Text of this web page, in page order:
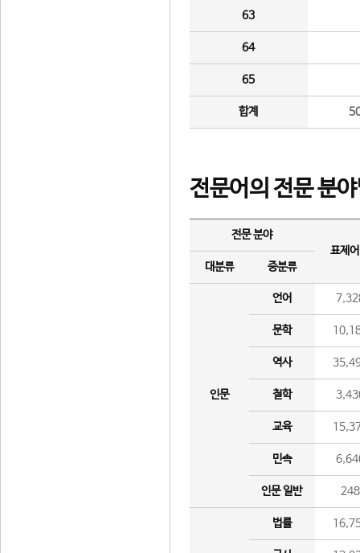
63
64
65
합계
전문어의 전문 분
전문 분야
표제
대분류
중분류
인문
언어
문학
역사
철학
교육
민속
인문 일반 248
법률